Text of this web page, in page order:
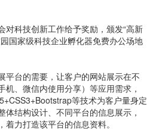
对科技创新工作给予奖励，颁发“高新
国家级科技企业孵化器免费办公场地
平台的需要，让客户的网站展示在不
机、微信内使用分享）等应用需求，
等技术为客户量身定
结构设计、不同平台的信息展示，
力打造该平台的信息资料。